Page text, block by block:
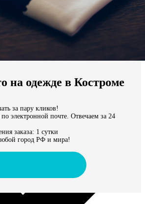
миру
на одежде в Костроме
за пару кликов!
по электронной почте. Отвечаем за 24
заказа: 1 сутки
город РФ и мира!